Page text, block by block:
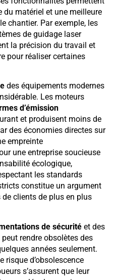
matériel et une meilleure
chantier. Par exemple, les
de guidage laser
la précision du travail et
pour réaliser certaines
des équipements modernes
Les moteurs
d’émission
et produisent moins de
des économies directes sur
empreinte
une entreprise soucieuse
écologique,
les standards
constitue un argument
clients de plus en plus
de sécurité et des
peut rendre obsolètes des
années seulement.
risque d’obsolescence
s’assurent que leur